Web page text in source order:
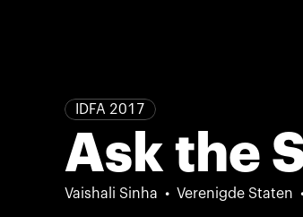
IDFA 2017
Ask the
Vaishali Sinha Verenigde Staten